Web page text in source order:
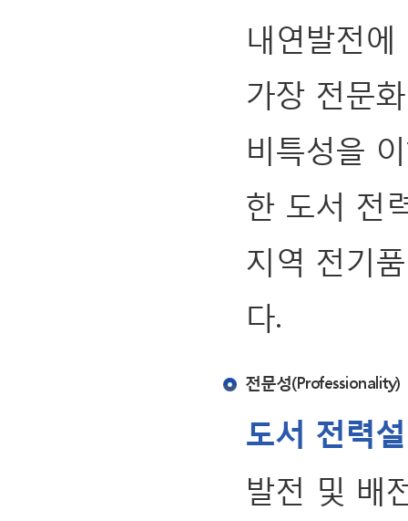
내연발전
가장 전문
비특성을
한 도서 전
지역 전기
다.
전문성(Professionality)
도서 전력
발전 및 배